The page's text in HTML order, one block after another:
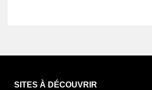
SITES À DÉCOUVRIR